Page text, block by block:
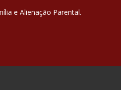
e Alienação Parental.